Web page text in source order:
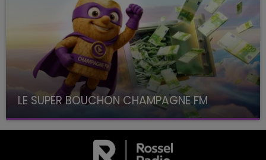
LE SUPER BOUCHON CHAMPAGNE FM
avec La Famille Champagne FM, à 8H10